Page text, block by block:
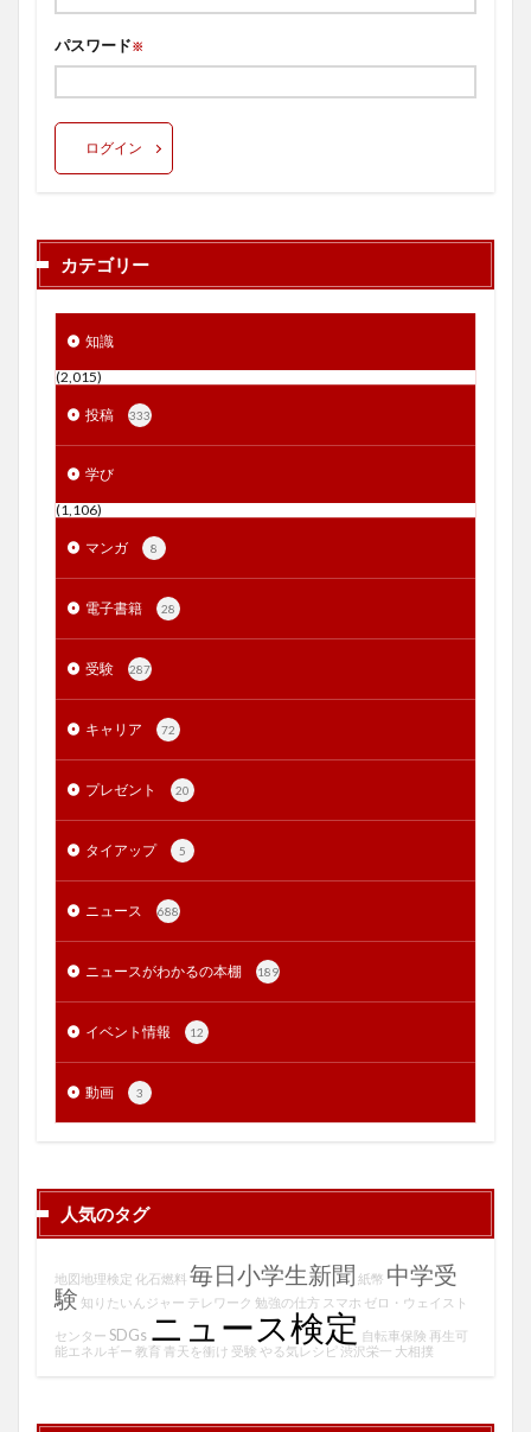
パスワード※
ログイン
カテゴリー
知識
(2,015)
投稿 333
学び
(1,106)
マンガ 8
電子書籍 28
受験 287
キャリア 72
プレゼント 20
タイアップ 5
ニュース 688
ニュースがわかるの本棚 189
イベント情報 12
動画 3
人気のタグ
地図地理検定 化石燃料 毎日小学生新聞 紙幣 中学受
験 知りたいんジャー テレワーク 勉強の仕方 スマホ ゼロ・ウェイスト
センター SDGs ニュース検定 自転車保険 再生可
能エネルギー 教育 青天を衝け 受験 やる気レシピ 渋沢栄一 大相撲